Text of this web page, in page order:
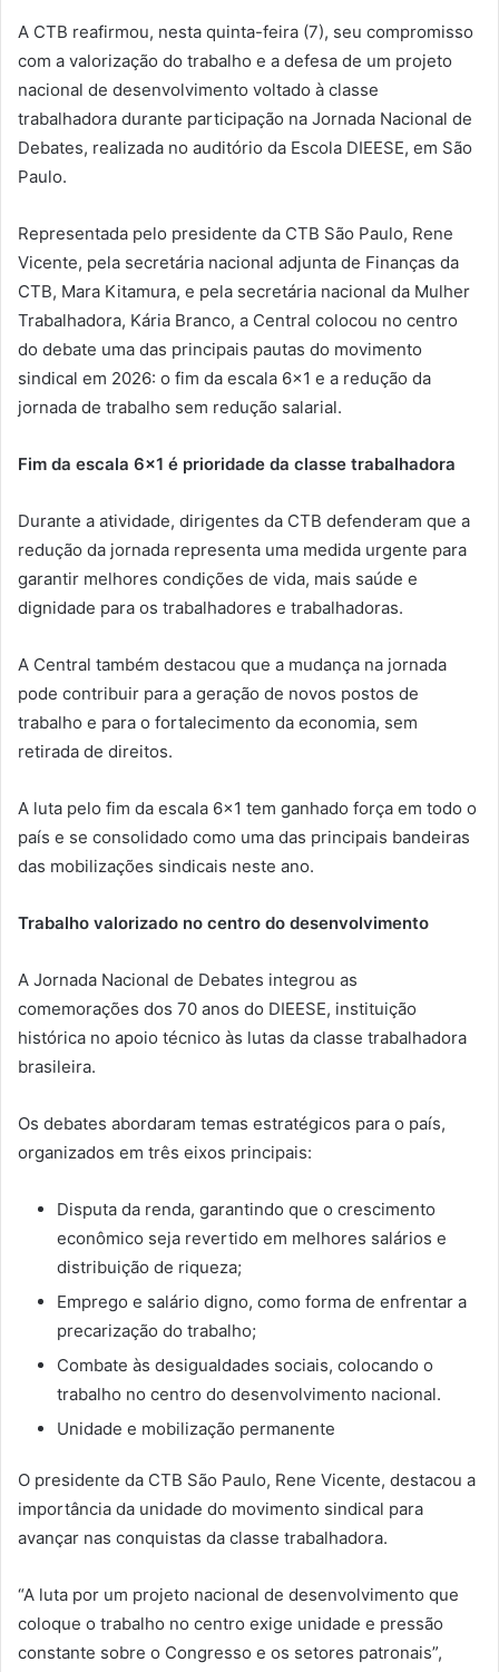
A CTB reafirmou, nesta quinta-feira (7), seu compromisso
com a valorização do trabalho e a defesa de um projeto
nacional de desenvolvimento voltado à classe
trabalhadora durante participação na Jornada Nacional de
Debates, realizada no auditório da Escola DIEESE, em São
Paulo.
Representada pelo presidente da CTB São Paulo, Rene
Vicente, pela secretária nacional adjunta de Finanças da
CTB, Mara Kitamura, e pela secretária nacional da Mulher
Trabalhadora, Kária Branco, a Central colocou no centro
do debate uma das principais pautas do movimento
sindical em 2026: o fim da escala 6×1 e a redução da
jornada de trabalho sem redução salarial.
Fim da escala 6×1 é prioridade da classe trabalhadora
Durante a atividade, dirigentes da CTB defenderam que a
redução da jornada representa uma medida urgente para
garantir melhores condições de vida, mais saúde e
dignidade para os trabalhadores e trabalhadoras.
A Central também destacou que a mudança na jornada
pode contribuir para a geração de novos postos de
trabalho e para o fortalecimento da economia, sem
retirada de direitos.
A luta pelo fim da escala 6×1 tem ganhado força em todo o
país e se consolidado como uma das principais bandeiras
das mobilizações sindicais neste ano.
Trabalho valorizado no centro do desenvolvimento
A Jornada Nacional de Debates integrou as
comemorações dos 70 anos do DIEESE, instituição
histórica no apoio técnico às lutas da classe trabalhadora
brasileira.
Os debates abordaram temas estratégicos para o país,
organizados em três eixos principais:
Disputa da renda, garantindo que o crescimento
econômico seja revertido em melhores salários e
distribuição de riqueza;
Emprego e salário digno, como forma de enfrentar a
precarização do trabalho;
Combate às desigualdades sociais, colocando o
trabalho no centro do desenvolvimento nacional.
Unidade e mobilização permanente
O presidente da CTB São Paulo, Rene Vicente, destacou a
importância da unidade do movimento sindical para
avançar nas conquistas da classe trabalhadora.
“A luta por um projeto nacional de desenvolvimento que
coloque o trabalho no centro exige unidade e pressão
constante sobre o Congresso e os setores patronais”,